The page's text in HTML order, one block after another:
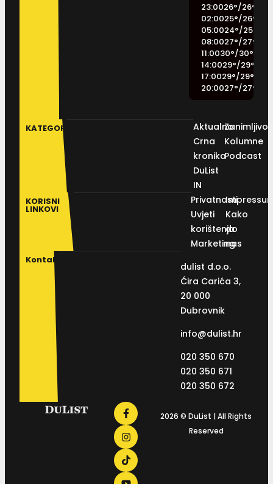
23:0026°/26°
02:0025°/26°
05:0024°/25°
08:0027°/27°
11:0030°/30°
14:0029°/29°
17:0029°/29°
20:0027°/27°
KATEGORIJE
Aktualno
Crna
kronika
DuList
IN
Kolumne
Podcast
KORISNI
LINKOVI
Privatnosti
Uvjeti
korištenja
Marketing
Kako
do
nas
Kontakt
dulist d.o.o.
Ćira Carića 3,
20 000
Dubrovnik
info@dulist.hr
020 350 670
020 350 671
020 350 672
2026 © DuList | All Rights
Reserved